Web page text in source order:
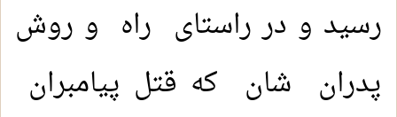
رسید و در راستای راه و روش
پدران شان که قتل پیامبران